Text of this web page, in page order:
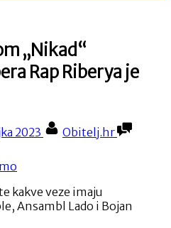
„Nikad“
Rap Riberya je
2023 By
Obitelj.hr
kakve veze imaju
Ansambl Lado i Bojan